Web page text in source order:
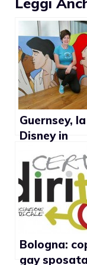
Guernsey, la
Disney in
versione gay
per una
d’arte
Bologna:
gay